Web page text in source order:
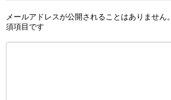
メールアドレスが公開されることはありません。
須項目です